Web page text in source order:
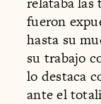
fueron
hasta su
su trabajo
lo destaca
ante el